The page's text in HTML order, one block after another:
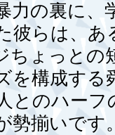
力の裏に、
彼らは、あ
ょっとの
を構成する
とのハー
勢揃いです